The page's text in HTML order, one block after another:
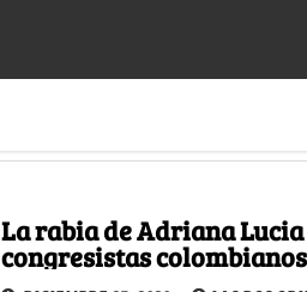
La rabia de Adriana
congresistas colombianos